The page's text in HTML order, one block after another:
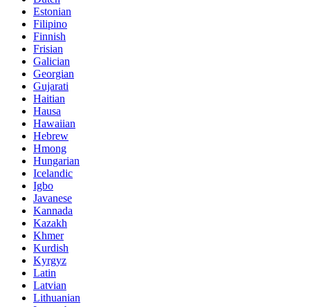
Estonian
Filipino
Finnish
Frisian
Galician
Georgian
Gujarati
Haitian
Hausa
Hawaiian
Hebrew
Hmong
Hungarian
Icelandic
Igbo
Javanese
Kannada
Kazakh
Khmer
Kurdish
Kyrgyz
Latin
Latvian
Lithuanian